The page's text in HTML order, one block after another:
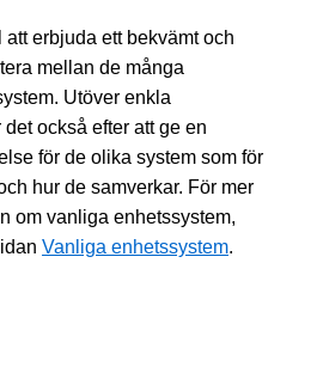
att erbjuda ett bekvämt och
mellan de många
Utöver enkla
också efter att ge en
för de olika system som för
hur de samverkar. För mer
om vanliga enhetssystem,
Vanliga enhetssystem.